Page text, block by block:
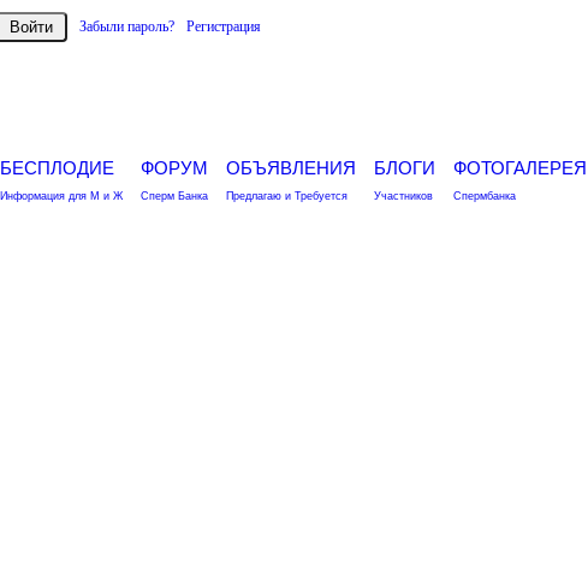
Забыли пароль? Регистрация
БЕСПЛОДИЕ
Информация для М и Ж
ФОРУМ
Сперм Банка
ОБЪЯВЛЕНИЯ
Предлагаю и Требуется
БЛОГИ
Участников
ФОТОГАЛЕРЕЯ
Спермбанка